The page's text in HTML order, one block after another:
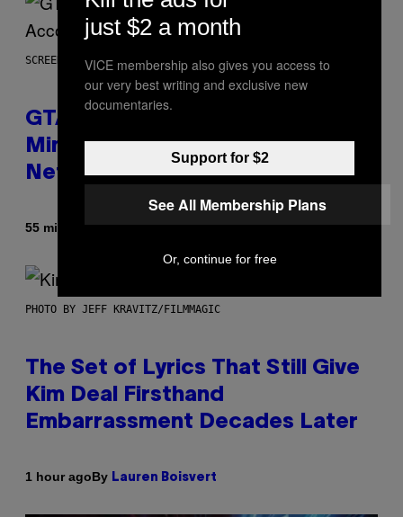
SCREENSHOT: ROCKSTAR GAMES, NETFLIX
GTA 6 Extended Look is 20
Minutes Long According to
Netflix Customer Support
55 minutes agoByBrent Koepp
PHOTO BY JEFF KRAVITZ/FILMMAGIC
The Set of Lyrics That Still Give
Kim Deal Firsthand
Embarrassment Decades Later
1 hour agoBy Lauren Boisvert
just $2 a month
VICE membership also gives you access to
our very best writing and exclusive new
documentaries.
Support for $2
See All Membership Plans
Or, continue for free